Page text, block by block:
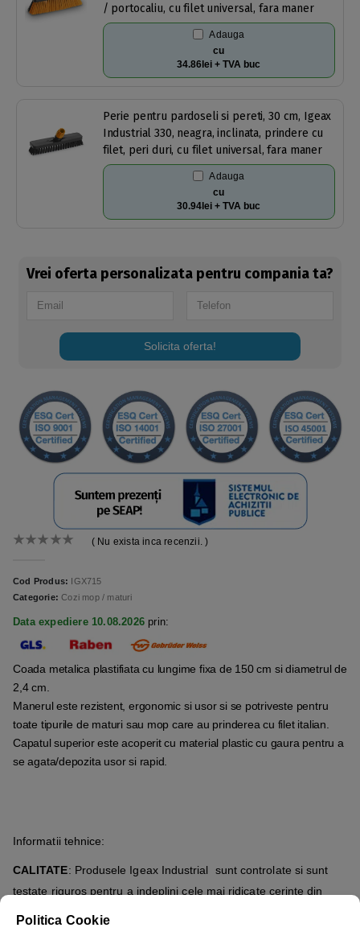
( Nu exista inca recenzii. )
Cod Produs: IGX715
Categorie:Cozi mop / maturi
Data expediere 10.08.2026 prin:
Coada metalica plastifiata cu lungime fixa de 150 cm si diametrul de
2,4 cm.
Manerul este rezistent, ergonomic si usor si se potriveste pentru
toate tipurile de maturi sau mop care au prinderea cu filet italian.
Capatul superior este acoperit cu material plastic cu gaura pentru a
se agata/depozita usor si rapid.
/ portocaliu, cu filet universal, fara maner
Adauga
cu
34.86lei + TVA buc
Perie pentru pardoseli si pereti, 30 cm, Igeax
Industrial 330, neagra, inclinata, prindere cu
filet, peri duri, cu filet universal, fara maner
Adauga
cu
30.94lei + TVA buc
Vrei oferta personalizata pentru compania ta?
Solicita oferta!
Informatii tehnice:
CALITATE: Produsele Igeax Industrial sunt controlate si sunt
testate riguros pentru a indeplini cele mai ridicate cerinte din
punct de vedere al calitatii.
Politica Cookie